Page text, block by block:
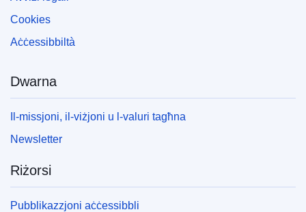
Cookies
Aċċessibbiltà
Dwarna
Il-missjoni, il-viżjoni u l-valuri tagħna
Newsletter
Riżorsi
Pubblikazzjoni aċċessibbli